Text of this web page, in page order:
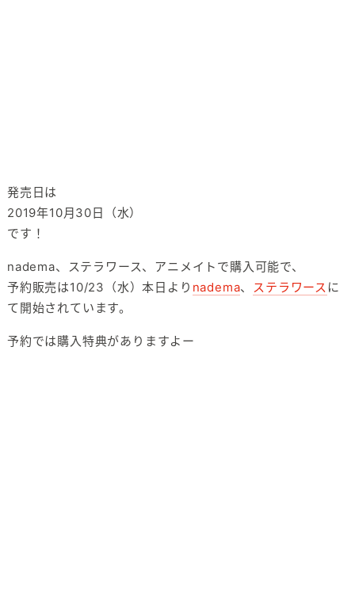
発売日は
2019年10月30日（水）
です！
nadema、ステラワース、アニメイトで購入可能で、
予約販売は10/23（水）本日より nadema、 ステラワース に
て開始されています。
予約では購入特典がありますよー